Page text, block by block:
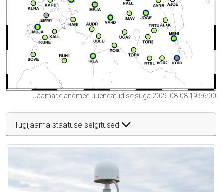
Jaamade andmed uuendatud seisuga 2026-08-08 19:56:00
Tugijaama staatuse selgitused